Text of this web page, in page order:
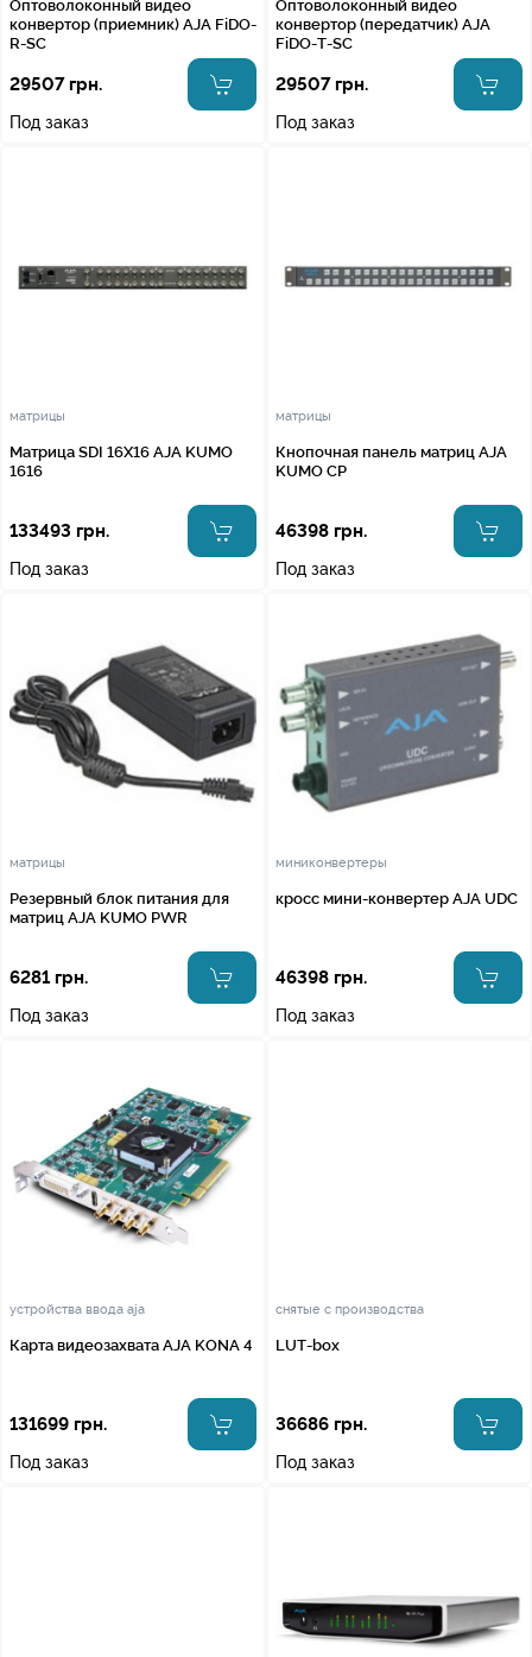
Оптоволоконный видео
конвертор (приемник) AJA FiDO-
R-SC
29507 грн.
Под заказ
Оптоволоконный видео
конвертор (передатчик) AJA
FiDO-T-SC
29507 грн.
Под заказ
матрицы
Матрица SDI 16X16 AJA KUMO
1616
133493 грн.
Под заказ
матрицы
Кнопочная панель матриц AJA
KUMO CP
46398 грн.
Под заказ
матрицы
Резервный блок питания для
матриц AJA KUMO PWR
6281 грн.
Под заказ
миниконвертеры
кросс мини-конвертер AJA UDC
46398 грн.
Под заказ
устройства ввода aja
Карта видеозахвата AJA KONA 4
131699 грн.
Под заказ
снятые с производства
LUT-box
36686 грн.
Под заказ